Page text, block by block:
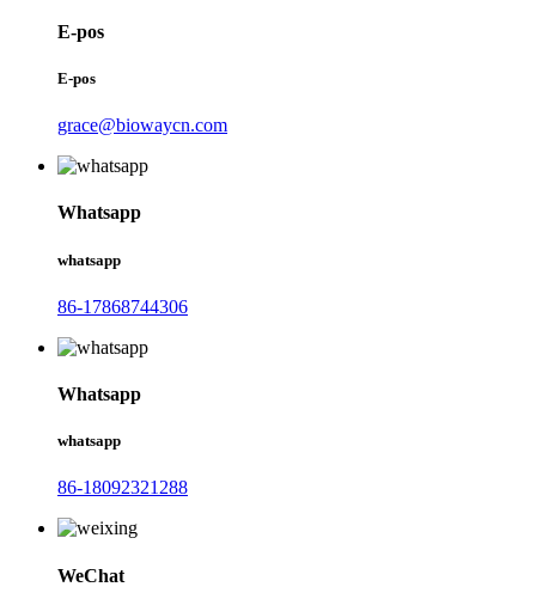
E-pos
E-pos
grace@biowaycn.com
Whatsapp
whatsapp
86-17868744306
Whatsapp
whatsapp
86-18092321288
WeChat